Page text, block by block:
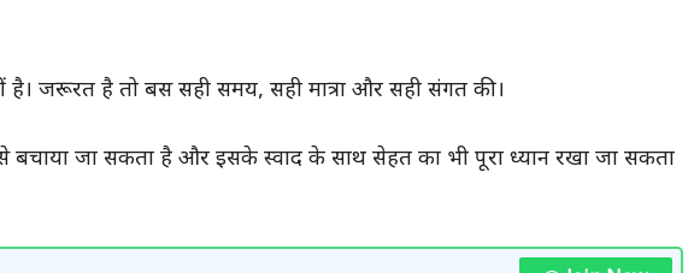
है। जरूरत है तो बस सही समय, सही मात्रा और सही संगत की।
बचाया जा सकता है और इसके स्वाद के साथ सेहत का भी पूरा ध्यान रखा जा सकता